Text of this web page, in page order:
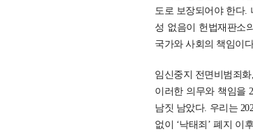
도로 보장되어야 한다.
성 없음이 헌법재판소
국가와 사회의 책임이
임신중지 전면비범죄
이러한 의무와 책임을
남짓 남았다. 우리는
없이 ‘낙태죄’ 폐지 이